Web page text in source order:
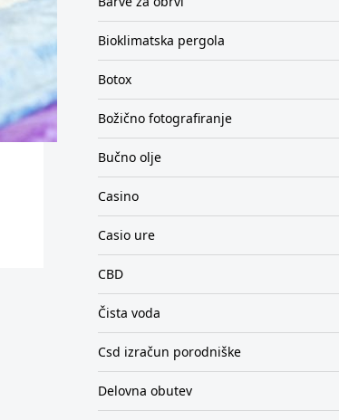
Bioklimatska pergola
Botox
Božično fotografiranje
Bučno olje
Casino
Casio ure
CBD
Čista voda
Csd izračun porodniške
Delovna obutev